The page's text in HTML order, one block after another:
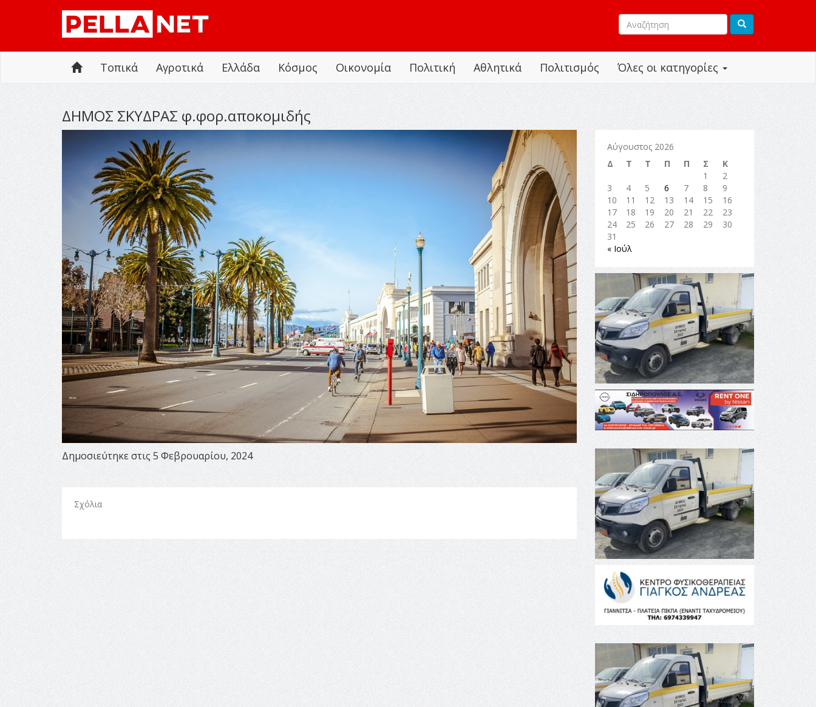
Όλες οι κατηγορίες
Τοπικά Αγροτικά Ελλάδα Κόσμος Οικονομία Πολιτική Αθλητικά Πολιτισμός
ΔΗΜΟΣ ΣΚΥΔΡΑΣ φ.φορ.αποκομιδής
Δημοσιεύτηκε στις 5 Φεβρουαρίου, 2024
Σχόλια
Αύγουστος 2026
Δ
Τ Τ Π Π Σ
Κ
1
2
3
4 5 6 7 8
9
10
11 12 13 14 15
16
17
18 19 20 21 22
23
24
25 26 27 28 29
30
31
« Ιούλ